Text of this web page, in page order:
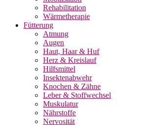
Rehabilitation
Wärmetherapie
Fütterung
Atmung
Augen
Haut, Haar & Huf
Herz & Kreislauf
Hilfsmittel
Insektenabwehr
Knochen & Zähne
Leber & Stoffwechsel
Muskulatur
Nährstoffe
Nervosität